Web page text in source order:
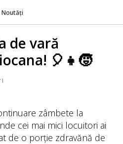
Noutăți
de vară
🎈👧🧒
zâmbete la
cei mai mici locuitori ai
de o porție zdravănă de